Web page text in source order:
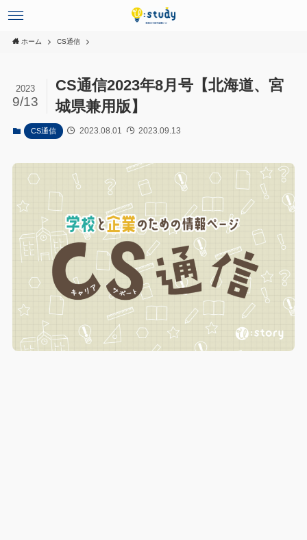
ホーム CS通信
CS通信2023年8月号【北海道、宮
城県兼用版】
2023
9/13
CS通信 2023.08.01 2023.09.13